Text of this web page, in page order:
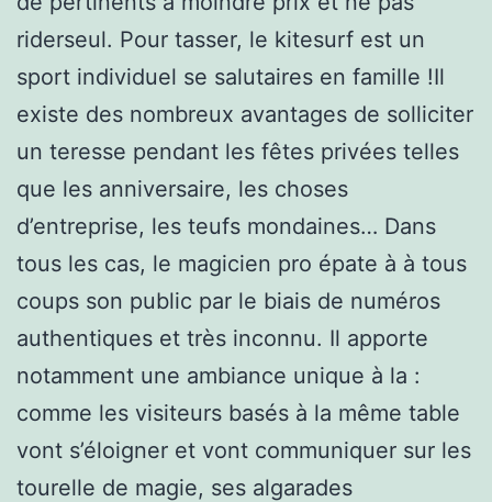
riderseul. Pour tasser, le kitesurf est un
sport individuel se salutaires en famille !Il
existe des nombreux avantages de solliciter
un teresse pendant les fêtes privées telles
que les anniversaire, les choses
d’entreprise, les teufs mondaines… Dans
tous les cas, le magicien pro épate à à tous
coups son public par le biais de numéros
authentiques et très inconnu. Il apporte
notamment une ambiance unique à la :
comme les visiteurs basés à la même table
vont s’éloigner et vont communiquer sur les
tourelle de magie, ses algarades